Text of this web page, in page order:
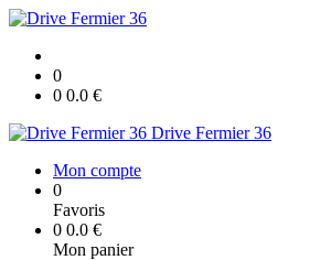
0
0 0.0 €
Drive Fermier 36
Mon compte
0
Favoris
0 0.0 €
Mon panier